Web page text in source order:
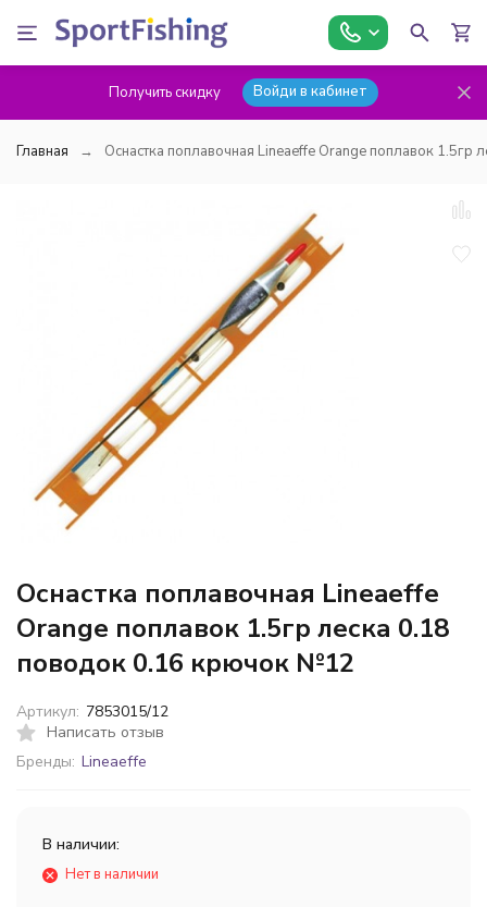
Получить скидку Войди в кабинет
Главная Оснастка поплавочная Lineaeffe Orange поплавок
Оснастка поплавочная Lineaeffe
Orange поплавок 1.5гр леска 0.18
поводок 0.16 крючок №12
Написать отзыв
Бренды: Lineaeffe
Артикул: 7853015/12
В наличии:
Нет в наличии